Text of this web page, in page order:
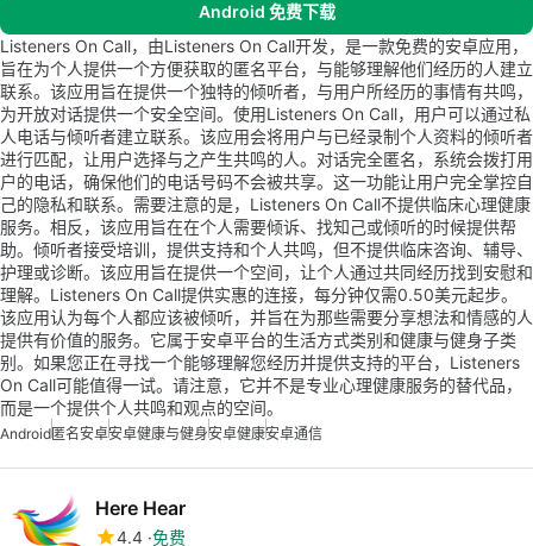
Android 免费下载
Listeners On Call，由Listeners On Call开发，是一款免费的安卓应用，
旨在为个人提供一个方便获取的匿名平台，与能够理解他们经历的人建立
联系。该应用旨在提供一个独特的倾听者，与用户所经历的事情有共鸣，
为开放对话提供一个安全空间。使用Listeners On Call，用户可以通过私
人电话与倾听者建立联系。该应用会将用户与已经录制个人资料的倾听者
进行匹配，让用户选择与之产生共鸣的人。对话完全匿名，系统会拨打用
户的电话，确保他们的电话号码不会被共享。这一功能让用户完全掌控自
己的隐私和联系。需要注意的是，Listeners On Call不提供临床心理健康
服务。相反，该应用旨在在个人需要倾诉、找知己或倾听的时候提供帮
助。倾听者接受培训，提供支持和个人共鸣，但不提供临床咨询、辅导、
护理或诊断。该应用旨在提供一个空间，让个人通过共同经历找到安慰和
理解。Listeners On Call提供实惠的连接，每分钟仅需0.50美元起步。
该应用认为每个人都应该被倾听，并旨在为那些需要分享想法和情感的人
提供有价值的服务。它属于安卓平台的生活方式类别和健康与健身子类
别。如果您正在寻找一个能够理解您经历并提供支持的平台，Listeners
On Call可能值得一试。请注意，它并不是专业心理健康服务的替代品，
而是一个提供个人共鸣和观点的空间。
Android匿名安卓安卓健康与健身安卓健康安卓通信
Here Hear
4.4 免费